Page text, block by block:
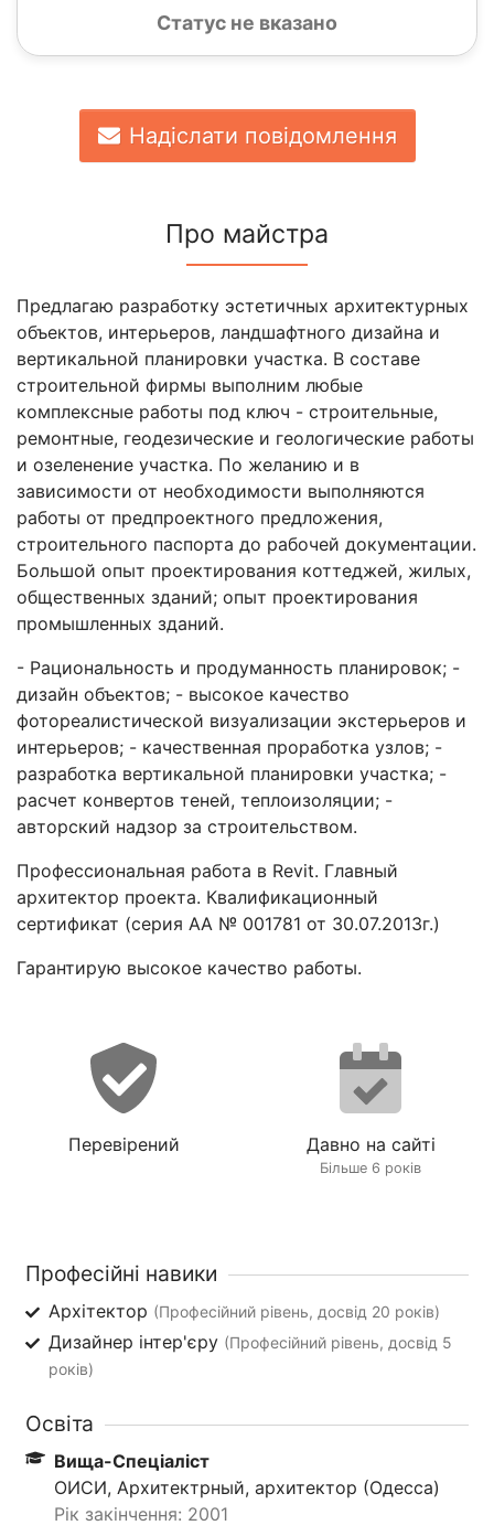
Статус не вказано
Надіслати повідомлення
Про майстра
Предлагаю разработку эстетичных архитектурных
объектов, интерьеров, ландшафтного дизайна и
вертикальной планировки участка. В составе
строительной фирмы выполним любые
комплексные работы под ключ - строительные,
ремонтные, геодезические и геологические работы
и озеленение участка. По желанию и в
зависимости от необходимости выполняются
работы от предпроектного предложения,
строительного паспорта до рабочей документации.
Большой опыт проектирования коттеджей, жилых,
общественных зданий; опыт проектирования
промышленных зданий.
- Рациональность и продуманность планировок; -
дизайн объектов; - высокое качество
фотореалистической визуализации экстерьеров и
интерьеров; - качественная проработка узлов; -
разработка вертикальной планировки участка; -
расчет конвертов теней, теплоизоляции; -
авторский надзор за строительством.
Профессиональная работа в Revit. Главный
архитектор проекта. Квалификационный
сертификат (серия АА № 001781 от 30.07.2013г.)
Гарантирую высокое качество работы.
Перевірений Давно на сайті
Більше 6 років
Професійні навики
Архітектор (Професійний рівень, досвід 20 років)
Дизайнер інтер'єру (Професійний рівень, досвід 5
років)
Освіта
Вища-Спеціаліст
ОИСИ, Архитектрный, архитектор (Одесса)
Рік закінчення: 2001